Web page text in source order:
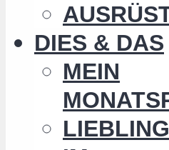
DIES & DAS
MEIN